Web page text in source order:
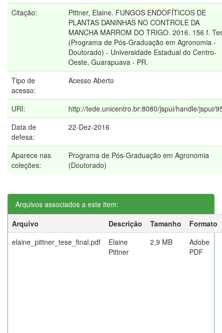
Citação:
Pittner, Elaine. FUNGOS ENDOFÍTICOS DE
PLANTAS DANINHAS NO CONTROLE DA
MANCHA MARROM DO TRIGO. 2016. 156 f.
(Programa de Pós-Graduação em Agronomia -
Doutorado) - Universidade Estadual do Centro-
Oeste, Guarapuava - PR.
Tipo de
acesso:
Acesso Aberto
URI:
http://tede.unicentro.br:8080/jspui/handle/jspui/
Data de
defesa:
22-Dez-2016
Aparece nas
coleções:
Programa de Pós-Graduação em Agronomia
(Doutorado)
Arquivos associados a este item:
Arquivo
Descrição Tamanho
Formato
elaine_pittner_tese_final.pdf
Elaine
Pittner
2,9 MB
Adobe
PDF